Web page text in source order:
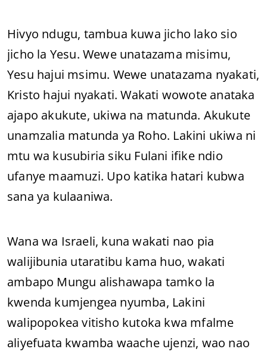
Hivyo ndugu, tambua kuwa jicho lako sio
jicho la Yesu. Wewe unatazama misimu,
Yesu hajui msimu. Wewe unatazama nyakati,
Kristo hajui nyakati. Wakati wowote anataka
ajapo akukute, ukiwa na matunda. Akukute
unamzalia matunda ya Roho. Lakini ukiwa ni
mtu wa kusubiria siku Fulani ifike ndio
ufanye maamuzi. Upo katika hatari kubwa
sana ya kulaaniwa.
Wana wa Israeli, kuna wakati nao pia
walijibunia utaratibu kama huo, wakati
ambapo Mungu alishawapa tamko la
kwenda kumjengea nyumba, Lakini
walipopokea vitisho kutoka kwa mfalme
aliyefuata kwamba waache ujenzi, wao nao